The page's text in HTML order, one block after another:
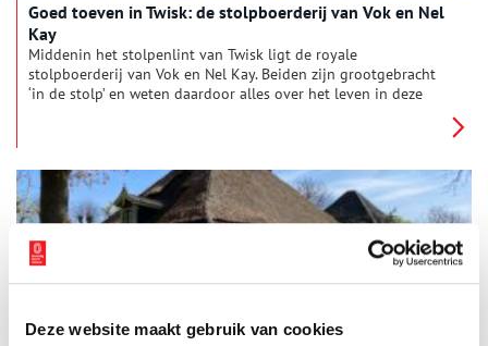
Deze website maakt gebruik van cookies
Goed toeven in Twisk: de stolpboerderij van Vok en Nel
Kay
Middenin het stolpenlint van Twisk ligt de royale
stolpboerderij van Vok en Nel Kay. Beiden zijn grootgebracht
‘in de stolp’ en weten daardoor alles over het leven in deze